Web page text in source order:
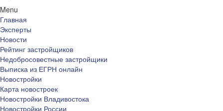
Menu
Главная
Эксперты
Новости
Рейтинг застройщиков
Недобросовестные застройщики
Выписка из ЕГРН онлайн
Новостройки
Карта новостроек
Новостройки Владивостока
Новостройки России